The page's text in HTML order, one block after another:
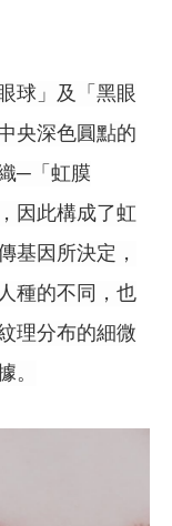
球」及「黑眼
央深色圓點的
─「虹膜
因此構成了虹
基因所決定，
種的不同，也
理分布的細微
。